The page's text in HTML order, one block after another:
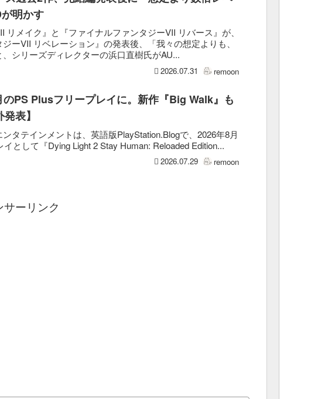
明かす
リメイク』と『ファイナルファンタジーVII リバース』が、
ーVII リベレーション』の発表後、「我々の想定よりも、
シリーズディレクターの浜口直樹氏がAU...
2026.07.31 remoon
PS Plusフリープレイに。新作『Big Walk』も
表】
タテインメントは、英語版PlayStation.Blogで、2026年8月
として『Dying Light 2 Stay Human: Reloaded Edition...
2026.07.29 remoon
サーリンク